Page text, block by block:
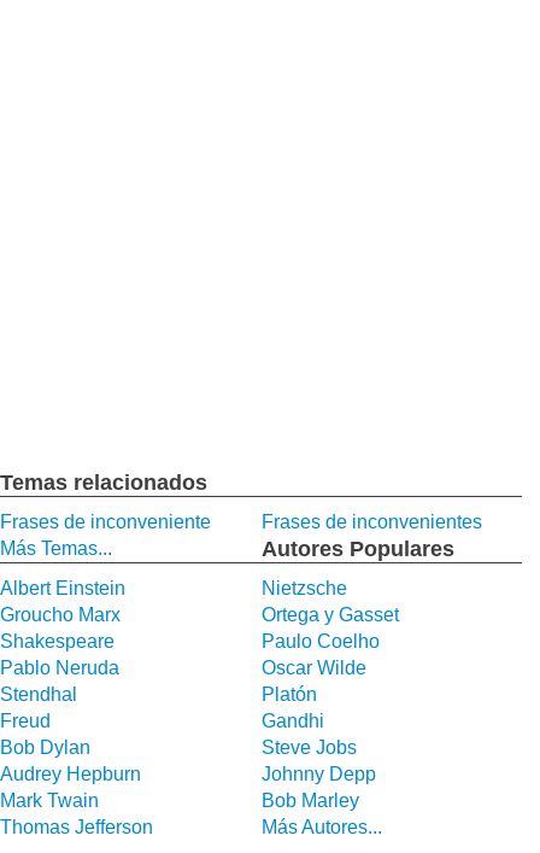
Temas relacionados
Frases de inconveniente
Frases de inconvenientes
Más Temas...
Autores Populares
Albert Einstein
Nietzsche
Groucho Marx
Ortega y Gasset
Shakespeare
Paulo Coelho
Pablo Neruda
Oscar Wilde
Stendhal
Platón
Freud
Gandhi
Bob Dylan
Steve Jobs
Audrey Hepburn
Johnny Depp
Mark Twain
Bob Marley
Thomas Jefferson
Más Autores...